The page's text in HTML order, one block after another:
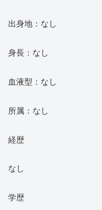
出身地：なし
身長：なし
血液型：なし
所属：なし
経歴
なし
学歴